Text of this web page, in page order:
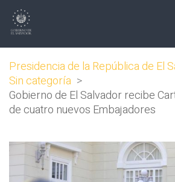
Presidencia de la República de El
Sin categoría >
Gobierno de El Salvador recibe
de cuatro nuevos Embajadores